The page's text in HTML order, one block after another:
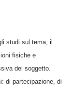
studi sul tema, il
fisiche e
del soggetto.
di partecipazione, di